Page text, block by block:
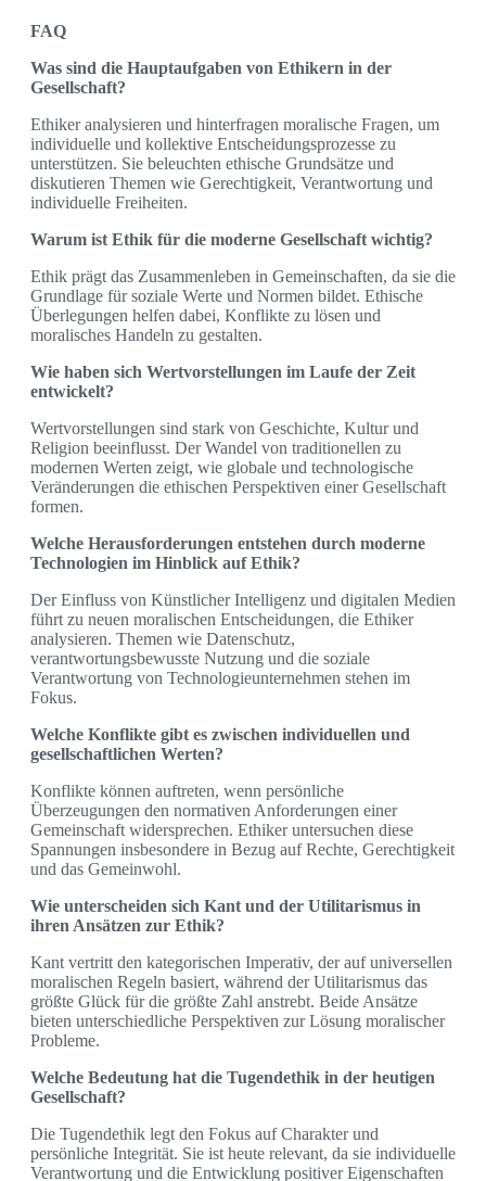
FAQ
Was sind die Hauptaufgaben von Ethikern in der
Gesellschaft?
Ethiker analysieren und hinterfragen moralische Fragen, um
individuelle und kollektive Entscheidungsprozesse zu
unterstützen. Sie beleuchten ethische Grundsätze und
diskutieren Themen wie Gerechtigkeit, Verantwortung und
individuelle Freiheiten.
Warum ist Ethik für die moderne Gesellschaft wichtig?
Ethik prägt das Zusammenleben in Gemeinschaften, da sie die
Grundlage für soziale Werte und Normen bildet. Ethische
Überlegungen helfen dabei, Konflikte zu lösen und
moralisches Handeln zu gestalten.
Wie haben sich Wertvorstellungen im Laufe der Zeit
entwickelt?
Wertvorstellungen sind stark von Geschichte, Kultur und
Religion beeinflusst. Der Wandel von traditionellen zu
modernen Werten zeigt, wie globale und technologische
Veränderungen die ethischen Perspektiven einer Gesellschaft
formen.
Welche Herausforderungen entstehen durch moderne
Technologien im Hinblick auf Ethik?
Der Einfluss von Künstlicher Intelligenz und digitalen Medien
führt zu neuen moralischen Entscheidungen, die Ethiker
analysieren. Themen wie Datenschutz,
verantwortungsbewusste Nutzung und die soziale
Verantwortung von Technologieunternehmen stehen im
Fokus.
Welche Konflikte gibt es zwischen individuellen und
gesellschaftlichen Werten?
Konflikte können auftreten, wenn persönliche
Überzeugungen den normativen Anforderungen einer
Gemeinschaft widersprechen. Ethiker untersuchen diese
Spannungen insbesondere in Bezug auf Rechte, Gerechtigkeit
und das Gemeinwohl.
Wie unterscheiden sich Kant und der Utilitarismus in
ihren Ansätzen zur Ethik?
Kant vertritt den kategorischen Imperativ, der auf universellen
moralischen Regeln basiert, während der Utilitarismus das
größte Glück für die größte Zahl anstrebt. Beide Ansätze
bieten unterschiedliche Perspektiven zur Lösung moralischer
Probleme.
Welche Bedeutung hat die Tugendethik in der heutigen
Gesellschaft?
Die Tugendethik legt den Fokus auf Charakter und
persönliche Integrität. Sie ist heute relevant, da sie individuelle
Verantwortung und die Entwicklung positiver Eigenschaften